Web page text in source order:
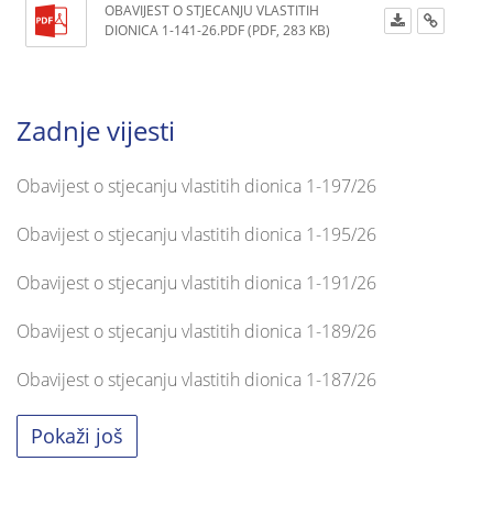
OBAVIJEST O STJECANJU VLASTITIH
DIONICA 1-141-26.PDF (PDF, 283 KB)
Zadnje vijesti
Obavijest o stjecanju vlastitih dionica 1-197/26
Obavijest o stjecanju vlastitih dionica 1-195/26
Obavijest o stjecanju vlastitih dionica 1-191/26
Obavijest o stjecanju vlastitih dionica 1-189/26
Obavijest o stjecanju vlastitih dionica 1-187/26
Pokaži još